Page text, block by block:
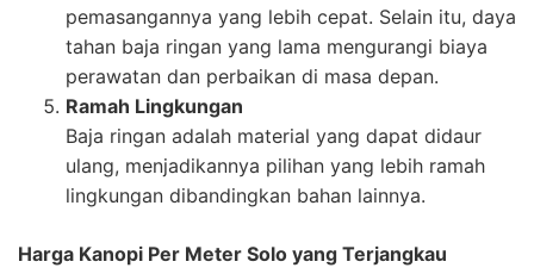
pemasangannya yang lebih cepat. Selain itu, daya
tahan baja ringan yang lama mengurangi biaya
perawatan dan perbaikan di masa depan.
Ramah Lingkungan
Baja ringan adalah material yang dapat didaur
ulang, menjadikannya pilihan yang lebih ramah
lingkungan dibandingkan bahan lainnya.
Harga Kanopi Per Meter Solo yang Terjangkau